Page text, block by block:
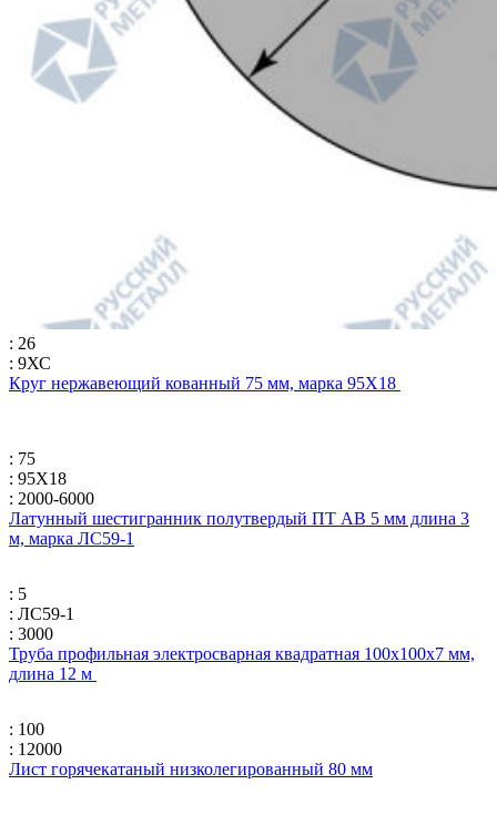
: 26
: 9ХС
Круг нержавеющий кованный 75 мм, марка 95Х18
: 75
: 95Х18
: 2000-6000
Латунный шестигранник полутвердый ПТ АВ 5 мм длина 3
м, марка ЛС59-1
: 5
: ЛС59-1
: 3000
Труба профильная электросварная квадратная 100х100х7 мм,
длина 12 м
: 100
: 12000
Лист горячекатаный низколегированный 80 мм